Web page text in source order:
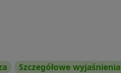
Szczegółowe wyjaśnienia